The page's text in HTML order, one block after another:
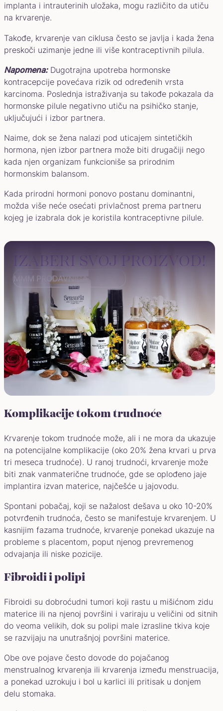
implanta i intrauterinih uložaka, mogu različito da utiču
na krvarenje.
Takođe, krvarenje van ciklusa često se javlja i kada žena
preskoči uzimanje jedne ili više kontraceptivnih pilula.
Napomena: Dugotrajna upotreba hormonske
kontracepcije povećava rizik od određenih vrsta
karcinoma. Poslednja istraživanja su takođe pokazala da
hormonske pilule negativno utiču na psihičko stanje,
uključujući i izbor partnera.
Naime, dok se žena nalazi pod uticajem sintetičkih
hormona, njen izbor partnera može biti drugačiji nego
kada njen organizam funkcioniše sa prirodnim
hormonskim balansom.
Kada prirodni hormoni ponovo postanu dominantni,
možda više neće osećati privlačnost prema partneru
kojeg je izabrala dok je koristila kontraceptivne pilule.
IZABERI SVOJ PROIZVOD!
MMM PRODAVNICA
Komplikacije tokom trudnoće
Krvarenje tokom trudnoće može, ali i ne mora da ukazuje
na potencijalne komplikacije (oko 20% žena krvari u prva
tri meseca trudnoće). U ranoj trudnoći, krvarenje može
biti znak vanmaterične trudnoće, gde se oplođeno jaje
implantira izvan materice, najčešće u jajovodu.
Spontani pobačaj, koji se nažalost dešava u oko 10-20%
potvrđenih trudnoća, često se manifestuje krvarenjem. U
kasnijim fazama trudnoće, krvarenje ponekad ukazuje na
probleme s placentom, poput njenog prevremenog
odvajanja ili niske pozicije.
Fibroidi i polipi
Fibroidi su dobroćudni tumori koji rastu u mišićnom zidu
materice ili na njenoj površini i variraju u veličini od sitnih
do veoma velikih, dok su polipi male izrasline tkiva koje
se razvijaju na unutrašnjoj površini materice.
Obe ove pojave često dovode do pojačanog
menstrualnog krvarenja ili krvarenja između menstruacija,
a ponekad uzrokuju i bol u karlici ili pritisak u donjem
delu stomaka.